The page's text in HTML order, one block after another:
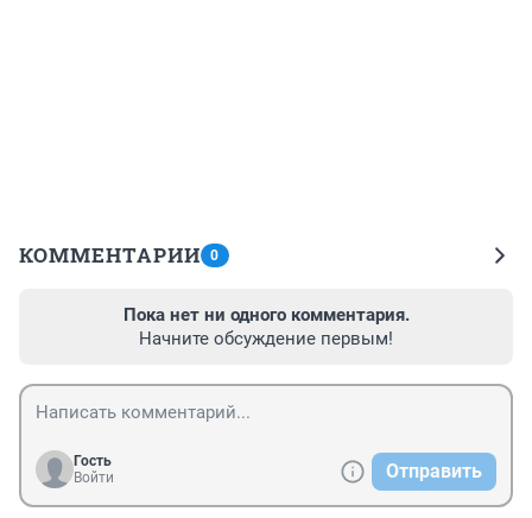
КОММЕНТАРИИ 0
Пока нет ни одного комментария.
Начните обсуждение первым!
Гость
Войти
Отправить